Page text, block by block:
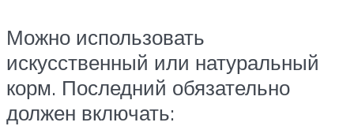
Можно использовать
искусственный или натуральный
корм. Последний обязательно
должен включать: